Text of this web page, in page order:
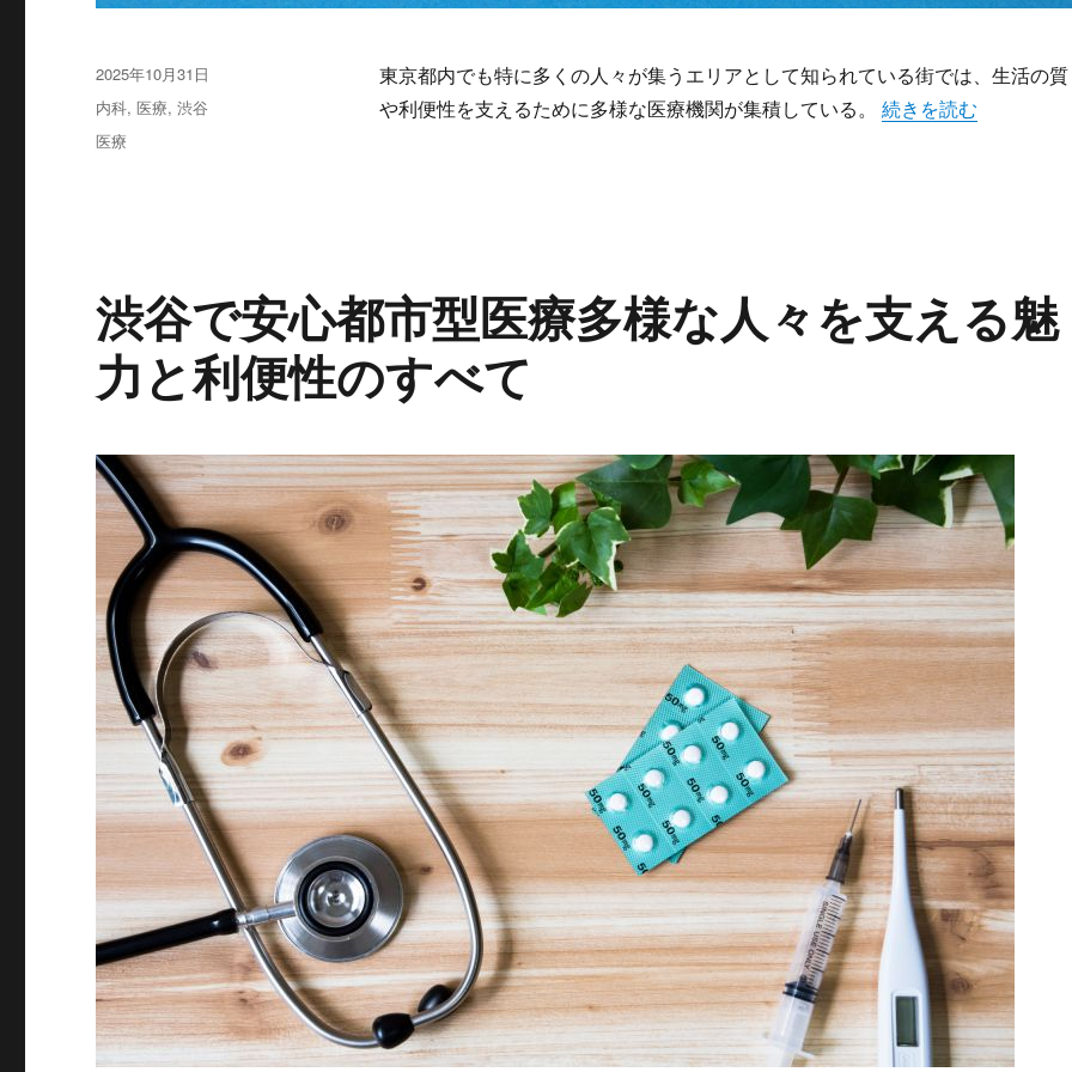
東京都内でも特に多くの人々が集うエリアとして知られている街では、生活の質
や利便性を支えるために多様な医療機関が集積している。 “渋谷の都市生活を支
続きを読む
投
稿
日:
2025年10月31日
カ
テ
ゴ
内科,医療,渋谷
タ
医療
渋谷で安心都市型医療多様な人々を支える魅
力と利便性のすべて